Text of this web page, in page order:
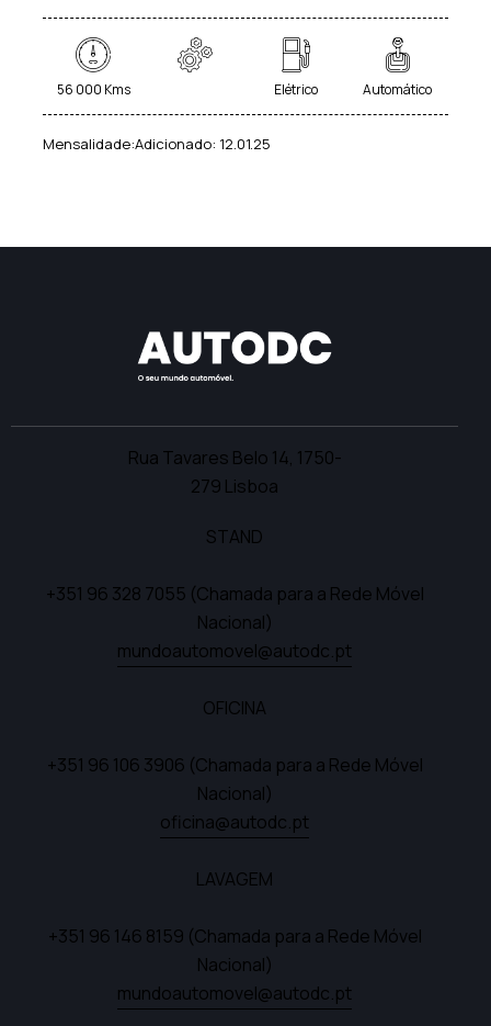
56 000 Kms Elétrico Automático
Mensalidade:Adicionado: 12.01.25
Rua Tavares Belo 14, 1750-
279 Lisboa
STAND
+351 96 328 7055 (Chamada para a Rede Móvel
Nacional)
mundoautomovel@autodc.pt
OFICINA
+351 96 106 3906 (Chamada para a Rede Móvel
Nacional)
oficina@autodc.pt
LAVAGEM
+351 96 146 8159 (Chamada para a Rede Móvel
Nacional)
mundoautomovel@autodc.pt